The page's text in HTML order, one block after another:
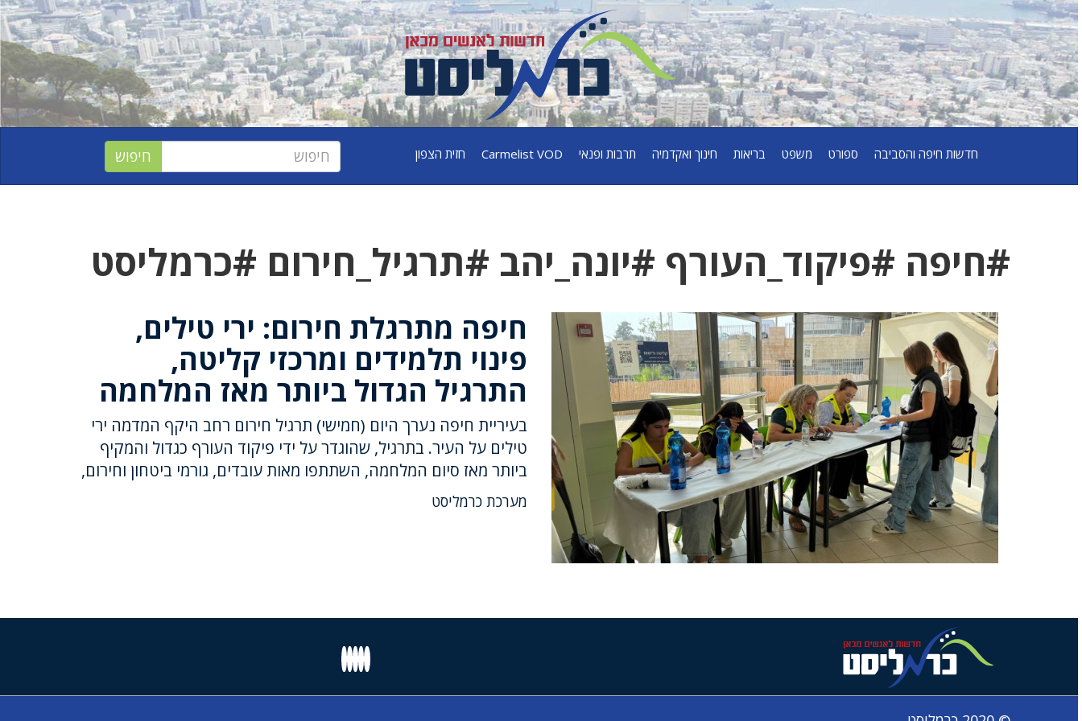
חדשות חיפה והסביבה ספורט משפט בריאות חינוך ואקדמיה תרבות ופנאי Carmelist VOD חזית הצפון
#חיפה #פיקוד_העורף #יונה_יהב #תרגיל_חירום #כרמליסט
חיפה מתרגלת חירום: ירי טילים,
פינוי תלמידים ומרכזי קליטה,
התרגיל הגדול ביותר מאז המלחמה
בעיריית חיפה נערך היום (חמישי) תרגיל חירום רחב היקף המדמה ירי
טילים על העיר. בתרגיל, שהוגדר על ידי פיקוד העורף כגדול והמקיף
ביותר מאז סיום המלחמה, השתתפו מאות עובדים, גורמי ביטחון וחירום,
מערכת כרמליסט